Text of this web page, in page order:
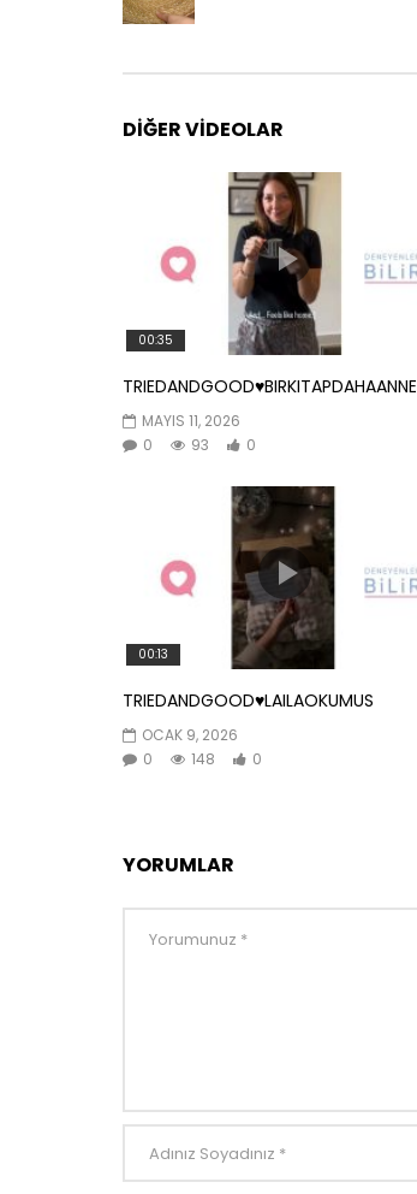
DIĞER VIDEOLAR
00:35
TRIEDANDGOOD♥️BIRKITAPDAHAANNE
MAYIS 11, 2026
0
93 0
00:13
TRIEDANDGOOD♥️LAILAOKUMUS
OCAK 9, 2026
0
148 0
YORUMLAR